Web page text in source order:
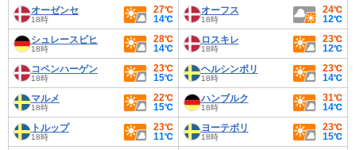
オーゼンセ
18時
27℃
14℃
オーフス
18時
24℃
12℃
シュレースビヒ
18時
28℃
14℃
ロスキレ
18時
23℃
12℃
コペンハーゲン
18時
23℃
15℃
ヘルシンボリ
18時
23℃
14℃
マルメ
18時
22℃
15℃
ハンブルク
18時
31℃
14℃
トルップ
18時
23℃
11℃
ヨーテボリ
18時
23℃
15℃